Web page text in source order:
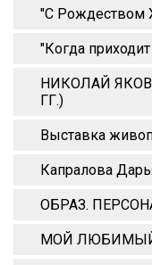
"С Рождеством
"Когда
НИКОЛАЙ
ГГ.)
Выставка
Капралова
ОБРАЗ.
МОЙ